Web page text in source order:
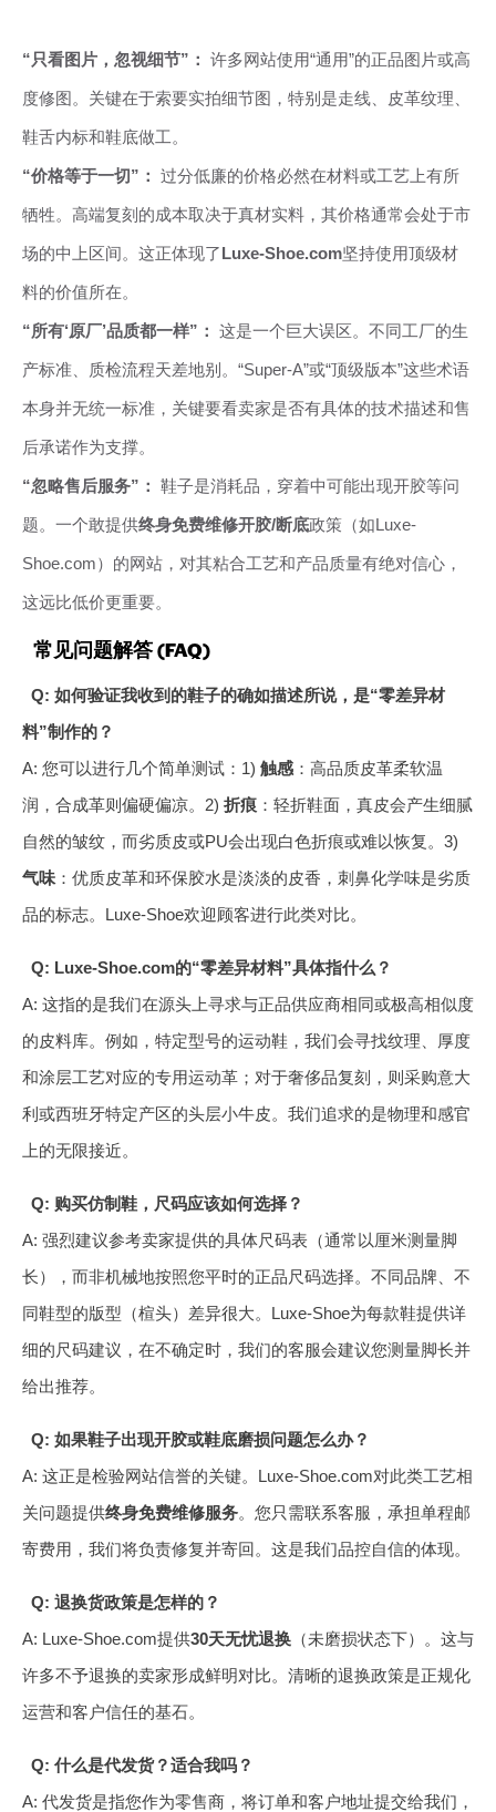
“只看图片，忽视细节”： 许多网站使用“通用”的正品图片或高
度修图。关键在于索要实拍细节图，特别是走线、皮革纹理、
鞋舌内标和鞋底做工。
“价格等于一切”： 过分低廉的价格必然在材料或工艺上有所
牺牲。高端复刻的成本取决于真材实料，其价格通常会处于市
场的中上区间。这正体现了Luxe-Shoe.com坚持使用顶级材
料的价值所在。
“所有‘原厂’品质都一样”： 这是一个巨大误区。不同工厂的生
产标准、质检流程天差地别。“Super-A”或“顶级版本”这些术语
本身并无统一标准，关键要看卖家是否有具体的技术描述和售
后承诺作为支撑。
“忽略售后服务”： 鞋子是消耗品，穿着中可能出现开胶等问
题。一个敢提供终身免费维修开胶/断底政策（如Luxe-
Shoe.com）的网站，对其粘合工艺和产品质量有绝对信心，
这远比低价更重要。
常见问题解答 (FAQ)
Q: 如何验证我收到的鞋子的确如描述所说，是“零差异材
料”制作的？
A: 您可以进行几个简单测试：1) 触感 ：高品质皮革柔软温
润，合成革则偏硬偏凉。2) 折痕 ：轻折鞋面，真皮会产生细腻
自然的皱纹，而劣质皮或PU会出现白色折痕或难以恢复。3)
气味 ：优质皮革和环保胶水是淡淡的皮香，刺鼻化学味是劣质
品的标志。Luxe-Shoe欢迎顾客进行此类对比。
Q: Luxe-Shoe.com的“零差异材料”具体指什么？
A: 这指的是我们在源头上寻求与正品供应商相同或极高相似度
的皮料库。例如，特定型号的运动鞋，我们会寻找纹理、厚度
和涂层工艺对应的专用运动革；对于奢侈品复刻，则采购意大
利或西班牙特定产区的头层小牛皮。我们追求的是物理和感官
上的无限接近。
Q: 购买仿制鞋，尺码应该如何选择？
A: 强烈建议参考卖家提供的具体尺码表（通常以厘米测量脚
长），而非机械地按照您平时的正品尺码选择。不同品牌、不
同鞋型的版型（楦头）差异很大。Luxe-Shoe为每款鞋提供详
细的尺码建议，在不确定时，我们的客服会建议您测量脚长并
给出推荐。
Q: 如果鞋子出现开胶或鞋底磨损问题怎么办？
A: 这正是检验网站信誉的关键。Luxe-Shoe.com对此类工艺相
关问题提供终身免费维修服务。您只需联系客服，承担单程邮
寄费用，我们将负责修复并寄回。这是我们品控自信的体现。
Q: 退换货政策是怎样的？
A: Luxe-Shoe.com提供30天无忧退换 （未磨损状态下）。这与
许多不予退换的卖家形成鲜明对比。清晰的退换政策是正规化
运营和客户信任的基石。
Q: 什么是代发货？适合我吗？
A: 代发货是指您作为零售商，将订单和客户地址提交给我们，